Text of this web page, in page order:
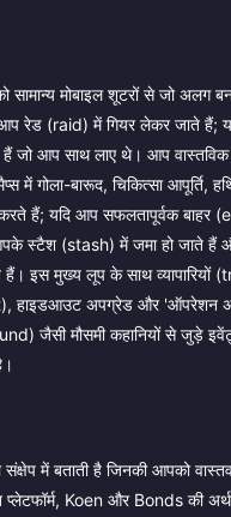
मोबाइल शूटरों से जो अलग
आप रेड (raid) में गियर लेकर जाते हैं;
जो आप साथ लाए थे। आप
में गोला-बारूद, चिकित्सा आपूर्ति,
करते हैं; यदि आप सफलतापूर्वक
स्टैश (stash) में जमा हो जाते
इस मुख्य लूप के साथ व्यापारियों
हाइडआउट अपग्रेड और 'ऑपरेशन
जैसी मौसमी कहानियों से जुड़े
संक्षेप में बताती है जिनकी आपको
Koen और Bonds की